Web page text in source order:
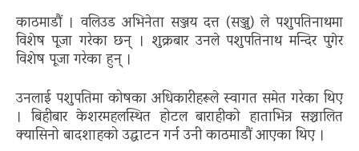
काठमाडौं । वलिउड अभिनेता सञ्जय दत्त (सञ्जु) ले पशुपतिनाथमा
विशेष पूजा गरेका छन् । शुक्रबार उनले पशुपतिनाथ मन्दिर पुगेर
विशेष पूजा गरेका हुन् ।
उनलाई पशुपतिमा कोषका अधिकारीहरूले स्वागत समेत गरेका थिए
। बिहीबार केशरमहलस्थित होटल बाराहीको हाताभित्र सञ्चालित
क्यासिनो बादशाहको उद्घाटन गर्न उनी काठमाडौं आएका थिए ।